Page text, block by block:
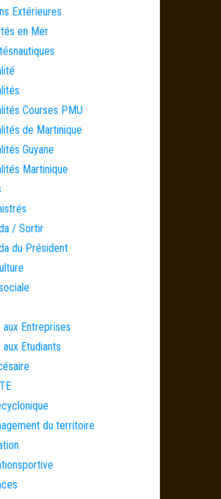
Extérieures
en Mer
Courses PMU
de Martinique
Guyane
Martinique
/ Sortir
du Président
aux Entreprises
Etudiants
du territoire